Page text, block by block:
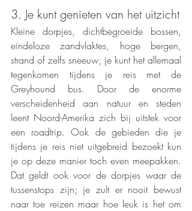
3. Je kunt genieten van het uitzicht
Kleine dorpjes, dichtbegroeide bossen,
eindeloze zandvlaktes, hoge bergen,
strand of zelfs sneeuw; je kunt het allemaal
tegenkomen tijdens je reis met de
Greyhound bus. Door de enorme
verscheidenheid aan natuur en steden
leent Noord-Amerika zich bij uitstek voor
een roadtrip. Ook de gebieden die je
tijdens je reis niet uitgebreid bezoekt kun
je op deze manier toch even meepakken.
Dat geldt ook voor de dorpjes waar de
tussenstops zijn; je zult er nooit bewust
naar toe reizen maar hoe leuk is het om